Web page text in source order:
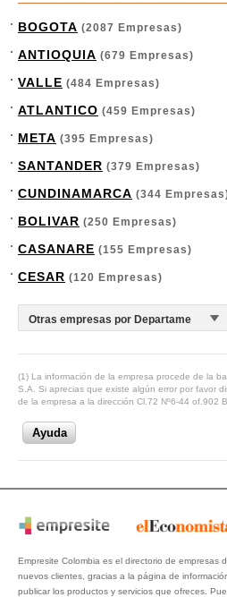
BOGOTA (2087 Empresas)
ANTIOQUIA (679 Empresas)
VALLE (484 Empresas)
ATLANTICO (459 Empresas)
META (395 Empresas)
SANTANDER (379 Empresas)
CUNDINAMARCA (344
BOLIVAR (250 Empresas)
CASANARE (155 Empresas)
CESAR (120 Empresas)
(1) La información de la empresa procede de la
S.A. Si aprecias que existe algún error por favor
de la empresa a la dirección Cl.72 Nº6-44 of.902
Ayuda
Empresite Colombia es el directorio de empresas
nuevos clientes, gracias a la página de
publicar los productos y servicios que ofreces.